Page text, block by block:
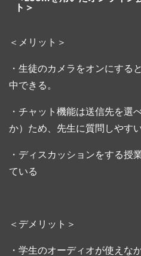
ト＞
＜メリット＞
・生徒のカメラをオンにする
中できる。
・チャット機能は送信先を選
か）ため、先生に質問しやすい
・ディスカッションをする授
ている
＜デメリット＞
・学生のオーディオが使えな